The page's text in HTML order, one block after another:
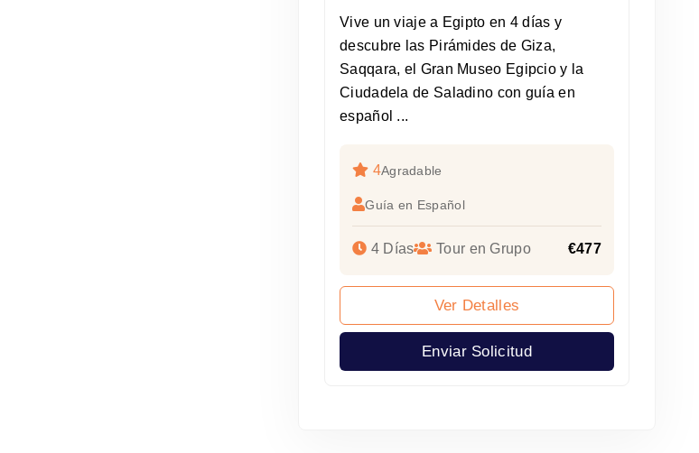
Vive un viaje a Egipto en 4 días y
descubre las Pirámides de Giza,
Saqqara, el Gran Museo Egipcio y la
Ciudadela de Saladino con guía en
español ...
4Agradable
Guía en Español
4 Días Tour en Grupo €477
Ver Detalles
Enviar Solicitud